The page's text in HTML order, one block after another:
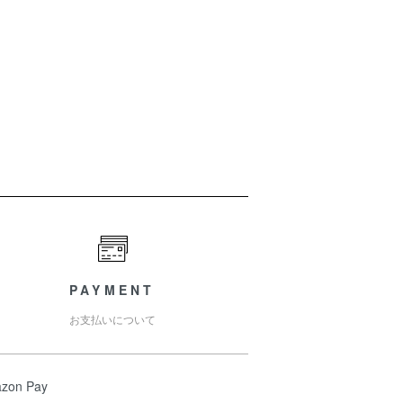
PAYMENT
お支払いについて
Pay